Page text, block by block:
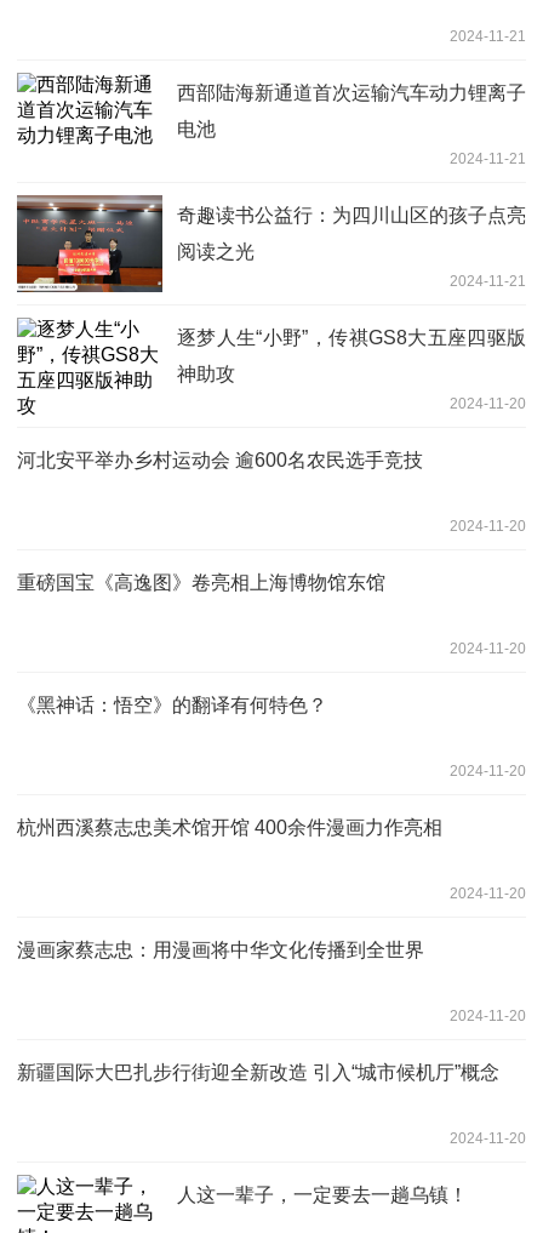
2024-11-21
西部陆海新通道首次运输汽车动力锂离子
电池
2024-11-21
奇趣读书公益行：为四川山区的孩子点亮
阅读之光
2024-11-21
逐梦人生“小野”，传祺GS8大五座四驱版
神助攻
2024-11-20
河北安平举办乡村运动会 逾600名农民选手竞技
2024-11-20
重磅国宝《高逸图》卷亮相上海博物馆东馆
2024-11-20
《黑神话：悟空》的翻译有何特色？
2024-11-20
杭州西溪蔡志忠美术馆开馆 400余件漫画力作亮相
2024-11-20
漫画家蔡志忠：用漫画将中华文化传播到全世界
2024-11-20
新疆国际大巴扎步行街迎全新改造 引入“城市候机厅”概念
2024-11-20
人这一辈子，一定要去一趟乌镇！